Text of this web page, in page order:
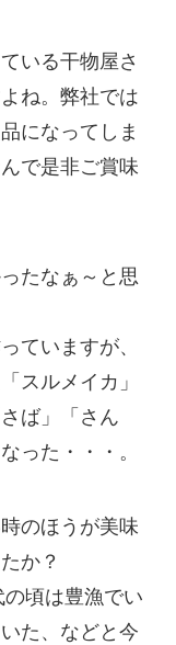
いる干物屋さ
ね。弊社では
になってしま
で是非ご賞味
たなぁ～と思
ていますが、
スルメイカ」
ば」「さん
った・・・。
のほうが美味
か？
頃は豊漁でい
た、などと今